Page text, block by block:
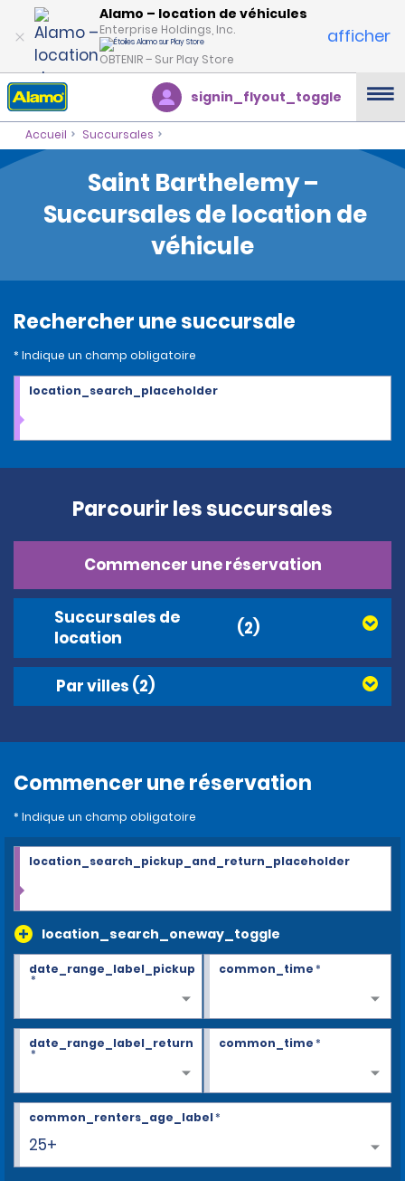
Alamo – location de véhicules
Enterprise Holdings, Inc.
OBTENIR – Sur Play Store
afficher
signin_flyout_toggle
Accueil Succursales
Saint Barthelemy –
Succursales de location de
véhicule
Rechercher une succursale
* Indique un champ obligatoire
location_search_placeholder
Parcourir les succursales
Commencer une réservation
Succursales de
location
(2)
Par villes (2)
Commencer une réservation
* Indique un champ obligatoire
location_search_oneway_toggle
location_search_pickup_and_return_placeholder
date_range_label_pickup
*
common_time*
date_range_label_return
*
common_time*
25+
common_renters_age_label*